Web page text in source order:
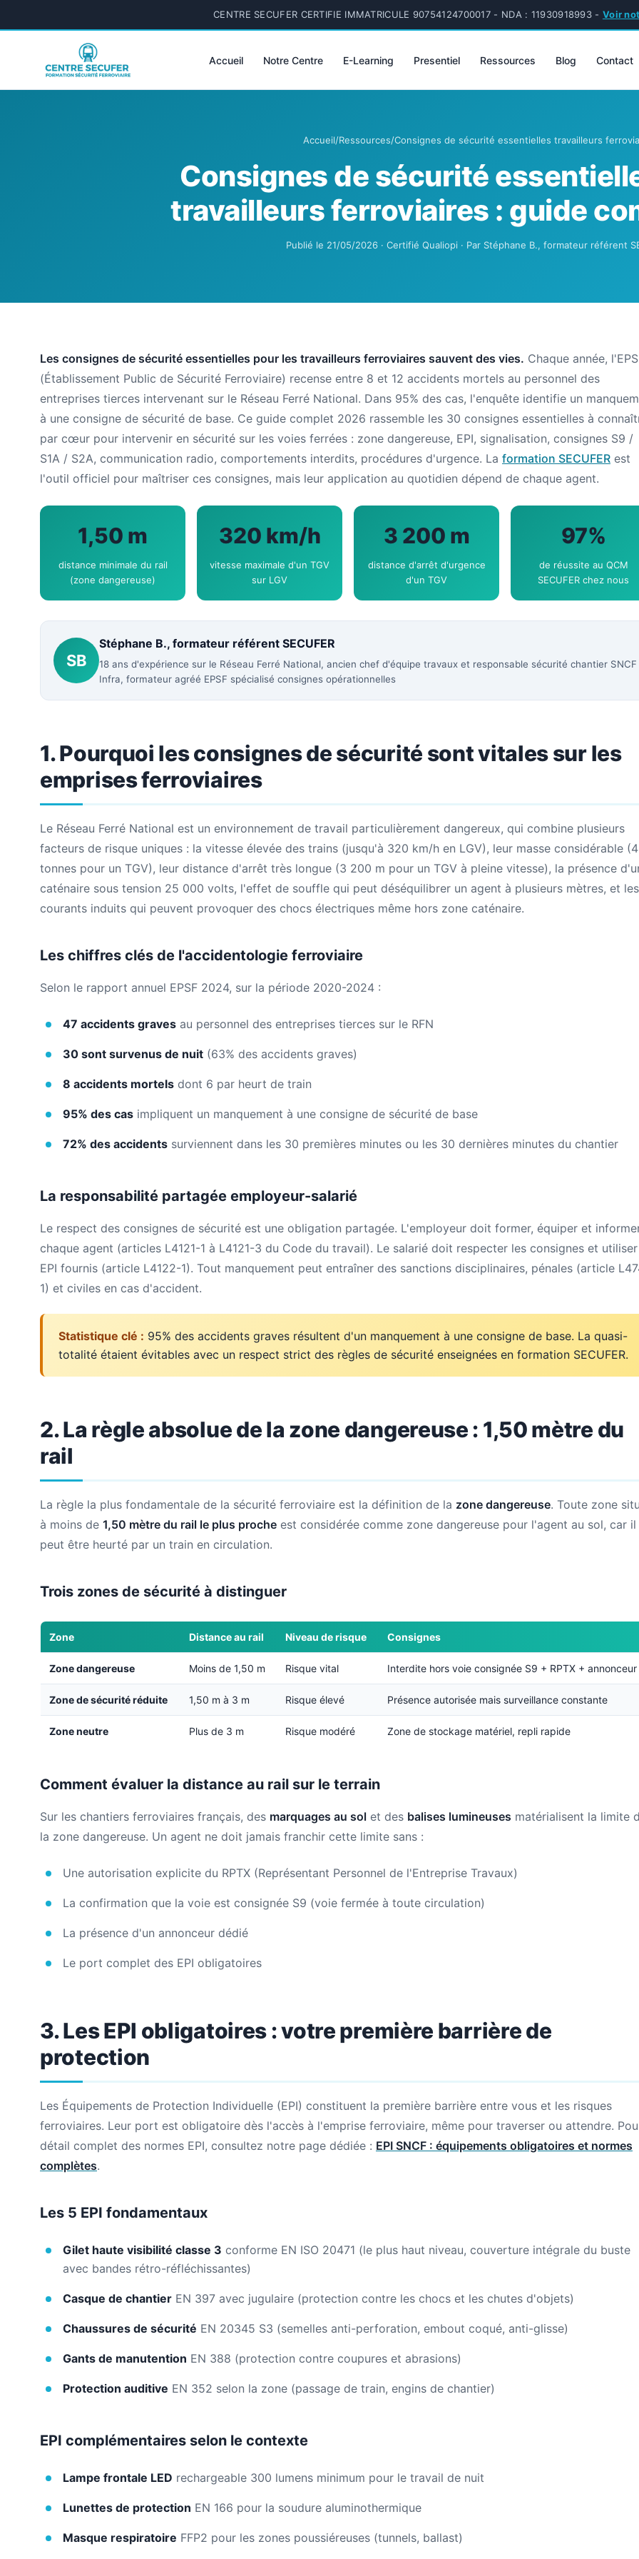
CENTRE SECUFER CERTIFIE IMMATRICULE 90754124700017 - NDA : 11930918993 - Voir
Accueil Notre Centre E-Learning Presentiel Ressources Blog Contact
Accueil/Ressources/Consignes de sécurité essentielles travailleurs
Consignes de sécurité
travailleurs ferroviaires : guide
Publié le 21/05/2026 · Certifié Qualiopi · Par Stéphane B., formateur référent
Les consignes de sécurité essentielles pour les travailleurs ferroviaires sauvent des vies. Chaque année,
(Établissement Public de Sécurité Ferroviaire) recense entre 8 et 12 accidents mortels au personnel des
entreprises tierces intervenant sur le Réseau Ferré National. Dans 95% des cas, l'enquête identifie un
à une consigne de sécurité de base. Ce guide complet 2026 rassemble les 30 consignes essentielles à
par cœur pour intervenir en sécurité sur les voies ferrées : zone dangereuse, EPI, signalisation, consignes S9 /
S1A / S2A, communication radio, comportements interdits, procédures d'urgence. La formation SECUFER est
l'outil officiel pour maîtriser ces consignes, mais leur application au quotidien dépend de chaque agent.
1,50 m
distance minimale du rail
(zone dangereuse)
320 km/h
vitesse maximale d'un TGV
sur LGV
3 200 m
distance d'arrêt d'urgence
d'un TGV
97%
de réussite au QCM
SECUFER chez nous
SB
Stéphane B., formateur référent SECUFER
18 ans d'expérience sur le Réseau Ferré National, ancien chef d'équipe travaux et responsable sécurité chantier SNCF
Infra, formateur agréé EPSF spécialisé consignes opérationnelles
1. Pourquoi les consignes de sécurité sont vitales sur les
emprises ferroviaires
Le Réseau Ferré National est un environnement de travail particulièrement dangereux, qui combine plusieurs
facteurs de risque uniques : la vitesse élevée des trains (jusqu'à 320 km/h en LGV), leur masse considérable
tonnes pour un TGV), leur distance d'arrêt très longue (3 200 m pour un TGV à pleine vitesse), la présence
caténaire sous tension 25 000 volts, l'effet de souffle qui peut déséquilibrer un agent à plusieurs mètres, et les
courants induits qui peuvent provoquer des chocs électriques même hors zone caténaire.
Les chiffres clés de l'accidentologie ferroviaire
Selon le rapport annuel EPSF 2024, sur la période 2020-2024 :
47 accidents graves au personnel des entreprises tierces sur le RFN
30 sont survenus de nuit (63% des accidents graves)
8 accidents mortels dont 6 par heurt de train
95% des cas impliquent un manquement à une consigne de sécurité de base
72% des accidents surviennent dans les 30 premières minutes ou les 30 dernières minutes du chantier
La responsabilité partagée employeur-salarié
Le respect des consignes de sécurité est une obligation partagée. L'employeur doit former, équiper et
chaque agent (articles L4121-1 à L4121-3 du Code du travail). Le salarié doit respecter les consignes et
EPI fournis (article L4122-1). Tout manquement peut entraîner des sanctions disciplinaires, pénales (article
1) et civiles en cas d'accident.
Statistique clé : 95% des accidents graves résultent d'un manquement à une consigne de base. La quasi-
totalité étaient évitables avec un respect strict des règles de sécurité enseignées en formation SECUFER.
2. La règle absolue de la zone dangereuse : 1,50 mètre du
rail
La règle la plus fondamentale de la sécurité ferroviaire est la définition de la zone dangereuse. Toute zone
à moins de 1,50 mètre du rail le plus proche est considérée comme zone dangereuse pour l'agent au sol, car il
peut être heurté par un train en circulation.
Trois zones de sécurité à distinguer
Zone Distance au rail Niveau de risque Consignes
Zone dangereuse Moins de 1,50 m Risque vital Interdite hors voie consignée S9 + RPTX + annonceur
Zone de sécurité réduite 1,50 m à 3 m Risque élevé Présence autorisée mais surveillance constante
Zone neutre Plus de 3 m Risque modéré Zone de stockage matériel, repli rapide
Comment évaluer la distance au rail sur le terrain
Sur les chantiers ferroviaires français, des marquages au sol et des balises lumineuses matérialisent la limite
la zone dangereuse. Un agent ne doit jamais franchir cette limite sans :
Une autorisation explicite du RPTX (Représentant Personnel de l'Entreprise Travaux)
La confirmation que la voie est consignée S9 (voie fermée à toute circulation)
La présence d'un annonceur dédié
Le port complet des EPI obligatoires
3. Les EPI obligatoires : votre première barrière de
protection
Les Équipements de Protection Individuelle (EPI) constituent la première barrière entre vous et les risques
ferroviaires. Leur port est obligatoire dès l'accès à l'emprise ferroviaire, même pour traverser ou attendre.
détail complet des normes EPI, consultez notre page dédiée : EPI SNCF : équipements obligatoires et normes
complètes.
Les 5 EPI fondamentaux
Gilet haute visibilité classe 3 conforme EN ISO 20471 (le plus haut niveau, couverture intégrale du buste
avec bandes rétro-réfléchissantes)
Casque de chantier EN 397 avec jugulaire (protection contre les chocs et les chutes d'objets)
Chaussures de sécurité EN 20345 S3 (semelles anti-perforation, embout coqué, anti-glisse)
Gants de manutention EN 388 (protection contre coupures et abrasions)
Protection auditive EN 352 selon la zone (passage de train, engins de chantier)
EPI complémentaires selon le contexte
Lampe frontale LED rechargeable 300 lumens minimum pour le travail de nuit
Lunettes de protection EN 166 pour la soudure aluminothermique
Masque respiratoire FFP2 pour les zones poussiéreuses (tunnels, ballast)